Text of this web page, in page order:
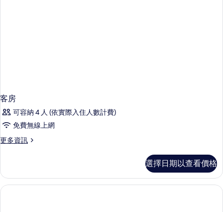
客房
可容納 4 人 (依實際入住人數計費)
免費無線上網
更多資訊
更
的
詳
情
選擇日期以查看價格